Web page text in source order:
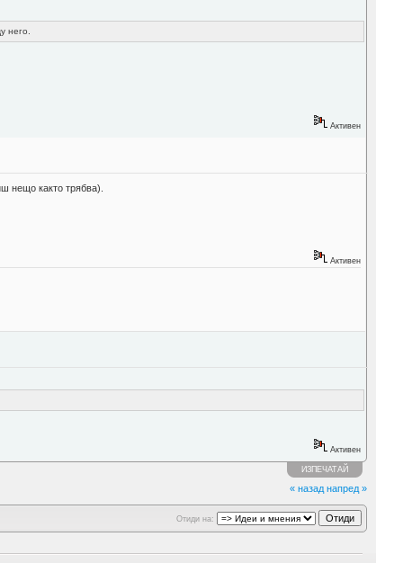
него.
Активен
нещо както трябва).
Активен
Активен
ИЗПЕЧАТАЙ
« назад напред »
Отиди на: